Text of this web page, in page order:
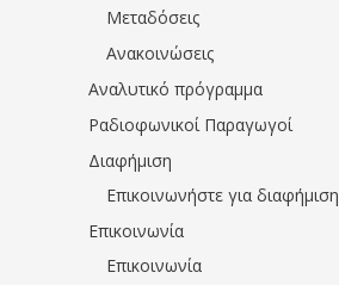
Μεταδόσεις
Ανακοινώσεις
Αναλυτικό πρόγραμμα
Ραδιοφωνικοί Παραγωγοί
Διαφήμιση
Επικοινωνήστε για διαφήμιση
Επικοινωνία
Επικοινωνία